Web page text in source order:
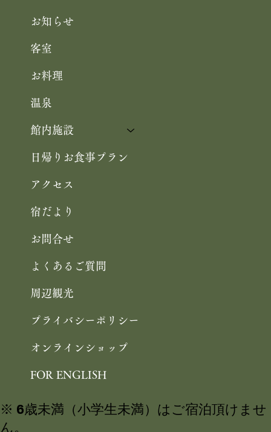
お知らせ
客室
お料理
温泉
館内施設
日帰りお食事プラン
アクセス
宿だより
お問合せ
よくあるご質問
周辺観光
プライバシーポリシー
オンラインショップ
FOR ENGLISH
※ 6歳未満（小学生未満）はご宿泊頂けませ
ん。